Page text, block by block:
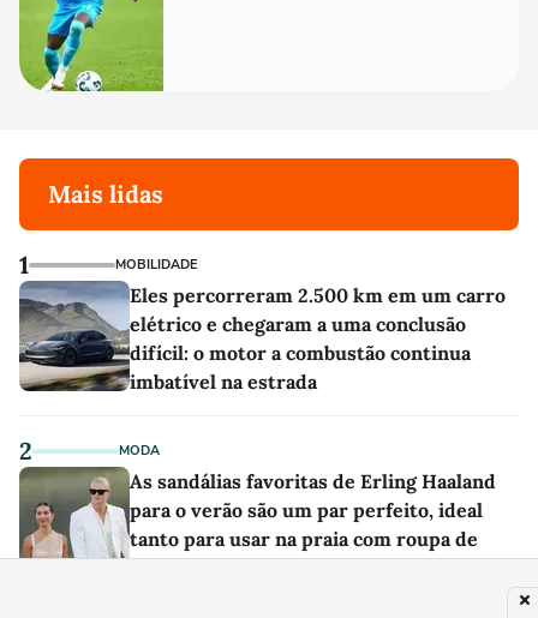
Mais lidas
1 MOBILIDADE
Eles percorreram 2.500 km em um carro
elétrico e chegaram a uma conclusão
difícil: o motor a combustão continua
imbatível na estrada
2 MODA
As sandálias favoritas de Erling Haaland
para o verão são um par perfeito, ideal
tanto para usar na praia com roupa de
banho quanto em uma festa com terno de